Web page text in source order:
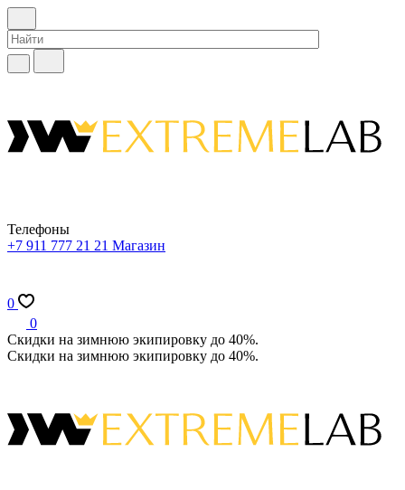
Телефоны
+7 911 777 21 21 Магазин
0
0
Скидки на зимнюю экипировку до 40%.
Скидки на зимнюю экипировку до 40%.